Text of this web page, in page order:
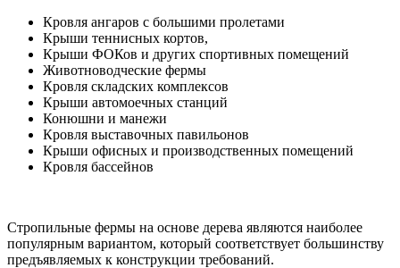
Кровля ангаров с большими пролетами
Крыши теннисных кортов,
Крыши ФОКов и других спортивных помещений
Животноводческие фермы
Кровля складских комплексов
Крыши автомоечных станций
Конюшни и манежи
Кровля выставочных павильонов
Крыши офисных и производственных помещений
Кровля бассейнов
Стропильные фермы на основе дерева являются наиболее
популярным вариантом, который соответствует большинству
предъявляемых к конструкции требований.